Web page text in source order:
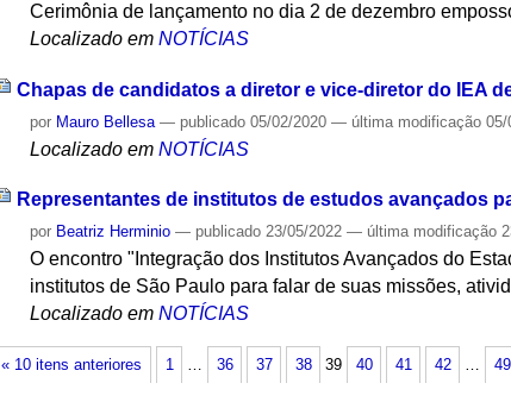
Cerimônia de lançamento no dia 2 de dezembro
Localizado em NOTÍCIAS
Chapas de candidatos a diretor e vice-diretor do IEA
por Mauro Bellesa — publicado 05/02/2020— última modificação
Localizado em NOTÍCIAS
Representantes de institutos de estudos avançados
por Beatriz Herminio — publicado 23/05/2022— última modificação
O encontro "Integração dos Institutos Avançados do
institutos de São Paulo para falar de suas missões,
Localizado em NOTÍCIAS
« 10 itens anteriores 1 36 37 38 39 40 41 42 49